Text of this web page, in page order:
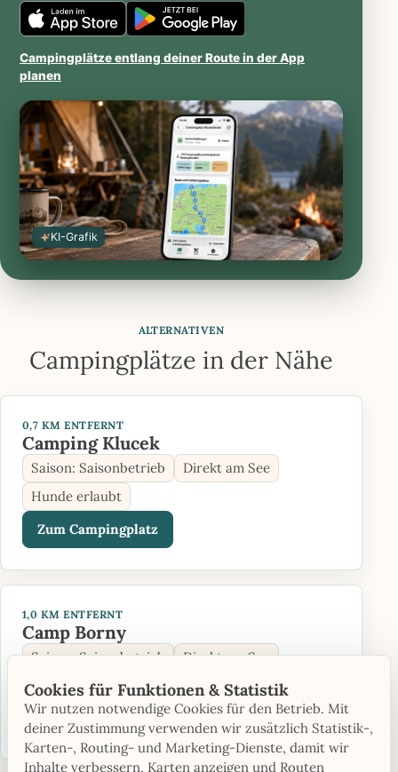
Cookies für Funktionen & Statistik
Wir nutzen notwendige Cookies für den Betrieb. Mit
deiner Zustimmung verwenden wir zusätzlich Statistik-,
Karten-, Routing- und Marketing-Dienste, damit wir
Inhalte verbessern, Karten anzeigen und Routen
KI-Grafik
Caravanios
iOS
App
Store
öffnen
Caravanios
Google
öffnen
Campingplätze entlang deiner Route in der App
planen
ALTERNATIVEN
Campingplätze in der Nähe
0,7 KM ENTFERNT
Camping Klucek
Saison: Saisonbetrieb
Direkt am See
Hunde erlaubt
Zum Campingplatz
1,0 KM ENTFERNT
Camp Borny
Saison: Saisonbetrieb
Direkt am See
Sanitär
Zum Campingplatz